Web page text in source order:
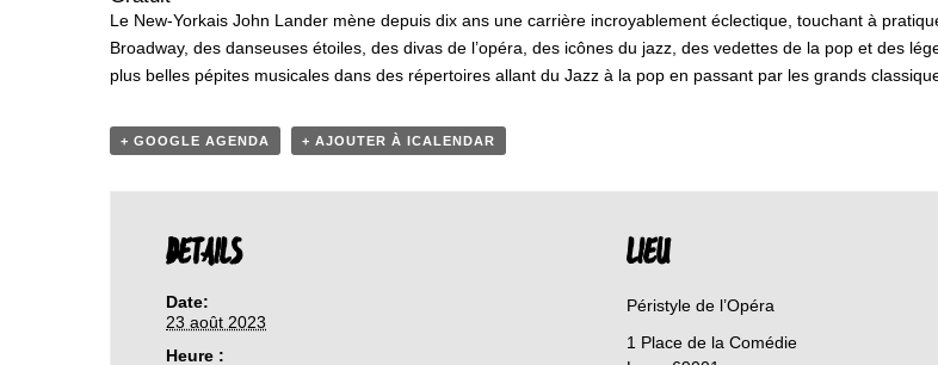
Le New-Yorkais John Lander mène depuis dix ans une carrière incroyablement éclectique, touchant à
Broadway, des danseuses étoiles, des divas de l’opéra, des icônes du jazz, des vedettes de la pop et des
plus belles pépites musicales dans des répertoires allant du Jazz à la pop en passant par les grands
+ GOOGLE AGENDA + AJOUTER À ICALENDAR
DETAILS
Date:
23 août 2023
Heure :
LIEU
Péristyle de l’Opéra
1 Place de la Comédie